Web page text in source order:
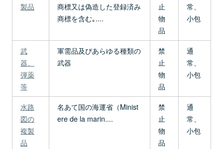
製品
商標又は偽造した登録済み
商標を含む｡....
止
物
品
常、
小包
武
器、
弾薬
等
軍需品及びあらゆる種類の
武器
禁
止
物
品
通
常、
小包
水路
図の
複製
品
名あて国の海運省（Minist
ere de la marin....
禁
止
物
品
通
常、
小包